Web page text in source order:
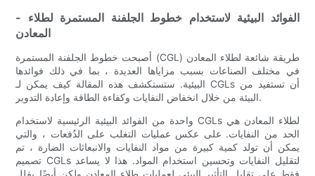
- الفوائد البيئية لاستخدام خطوط الجلفنة المستمرة لطلاء
المعادن
أصبحت خطوط الجلفنة المستمرة (CGL) طريقة شائعة لطلاء المعادن
في مختلف الصناعات بسبب مزاياها العديدة ، بما في ذلك فوائدها
البيئية. ستستكشف هذه المقالة كيف يمكن لـ CGLs أن تستفيد من
البيئة من خلال انخفاض النفايات وكفاءة الطاقة وإعادة التدوير.
واحدة من الفوائد البيئية الرئيسية لاستخدام CGLs لطلاء المعادن هي
الحد من النفايات. على عكس عمليات التغلب على الدُفعات ، والتي
يمكن أن تولد كمية كبيرة من مواد النفايات والانبعاثات الضارة ، تم
تصميم CGLs لتقليل النفايات وتحسين استخدام المواد. هذا لا يساعد
فقط على تقليل التأثير البيئي لعمليات طلاء المعادن ولكن أيضًا يقلل